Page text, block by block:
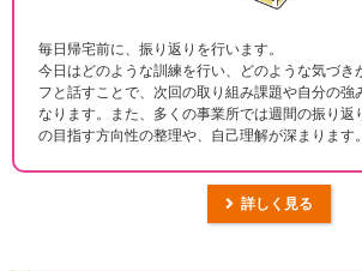
毎日帰宅前に、振り返りを行います。
今日はどのような訓練を行い、どのような気づき
フと話すことで、次回の取り組み課題や自分の強
なります。また、多くの事業所では週間の振り返
の目指す方向性の整理や、自己理解が深まります。
詳しく見る